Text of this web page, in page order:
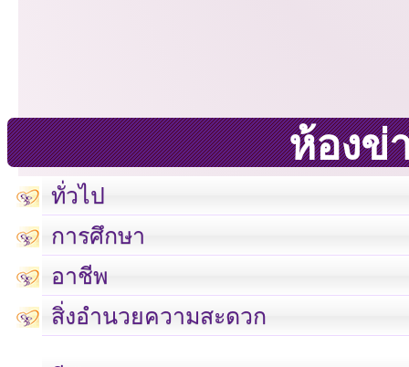
ห้องข่
ทั่วไป
การศึกษา
อาชีพ
สิ่งอำนวยความสะดวก